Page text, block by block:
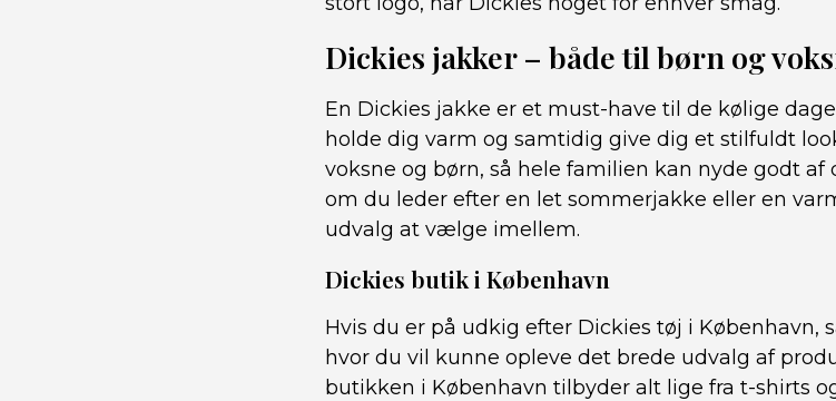
Dickies jakker – både til børn og
En Dickies jakke er et must-have til de kølige
holde dig varm og samtidig give dig et stilfuldt
voksne og børn, så hele familien kan nyde godt af
om du leder efter en let sommerjakke eller en
udvalg at vælge imellem.
Dickies butik i København
Hvis du er på udkig efter Dickies tøj i København,
hvor du vil kunne opleve det brede udvalg af
butikken i København tilbyder alt lige fra t-shirts